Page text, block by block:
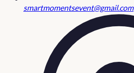
smartmomentsevent@gmail.com